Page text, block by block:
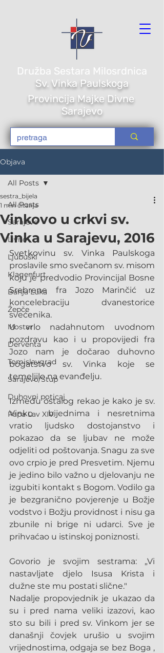
Družba Sestara Milosrdnica
Sv. Vinka Paulskoga
Provincija Majke Divne
Sarajevo
Objava
All Posts
Sarajevo
Livno
Ljubuški
Klagenfurt
Banja Luka
Žepče
Mostar
Derventa
Tomislavgrad
Sarajevo/Stup
Duhovni poticaj
Papa Lav XIV.
All Posts
Vinkovo u crkvi sv.
Vinka u Sarajevu, 2016
sestra_bijela
1 min čitanja
Svetkovinu sv. Vinka Paulskoga
proslavile smo svečanom sv. misom
koju je predvodio Provincijal Bosne
Srebrene fra Jozo Marinčić uz
koncelebraciju dvanestorice
svećenika.
U vrlo nadahnutom uvodnom
pozdravu kao i u propovijedi fra
Jozo nam je dočarao duhovno
bogatstvo sv. Vinka koje se
temeljilo na evanđelju.
Između ostalog rekao je kako je sv.
Vinko  bijednima i nesretnima
vratio ljudsko dostojanstvo i
pokazao da se ljubav ne može
odjeliti od poštovanja. Snagu za sve
ovo crpio je pred Presvetim. Njemu
je jedino bilo važno u djelovanju ne
izgubiti kontakt s Bogom. Vodilo ga
je bezgranično povjerenje u Božje
vodstvo i Božju providnost i nisu ga
zbunile ni brige ni udarci. Sve je
prihvaćao u istinskoj poniznosti.
Govorio je svojim sestrama: „Vi
nastavljate djelo Isusa Krista i
dužne ste mu postati slične."
Nadalje propovjednik je ukazao da
su i pred nama veliki izazovi, kao
sto su bili i pred sv. Vinkom jer se
današnji čovjek urušio u svojim
vrijednostima, odgaja se bez Boga ,